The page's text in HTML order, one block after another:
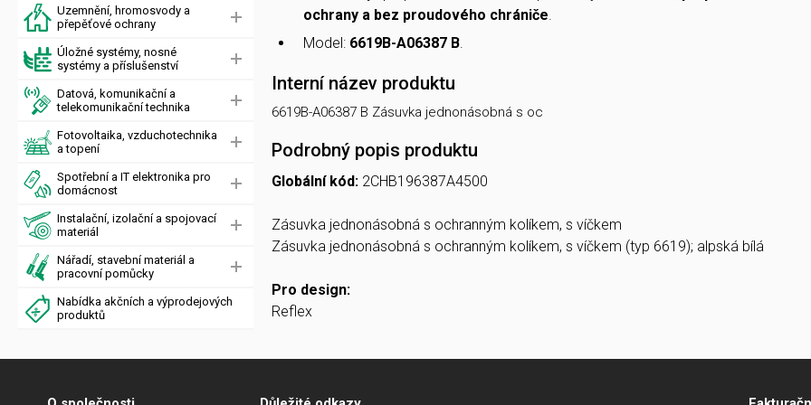
Uzemnění, hromosvody a
přepěťové ochrany
Úložné systémy, nosné
systémy a příslušenství
Datová, komunikační a
telekomunikační technika
Fotovoltaika, vzduchotechnika
a topení
Spotřební a IT elektronika pro
domácnost
Instalační, izolační a spojovací
materiál
Nářadí, stavební materiál a
pracovní pomůcky
Nabídka akčních a výprodejových
produktů
ochrany a bez proudového chrániče.
Model: 6619B-A06387 B.
Interní název produktu
6619B-A06387 B Zásuvka jednonásobná s oc
Podrobný popis produktu
Globální kód: 2CHB196387A4500
Zásuvka jednonásobná s ochranným kolíkem, s víčkem
Zásuvka jednonásobná s ochranným kolíkem, s víčkem (typ 6619); alpská bílá
Pro design:
Reflex